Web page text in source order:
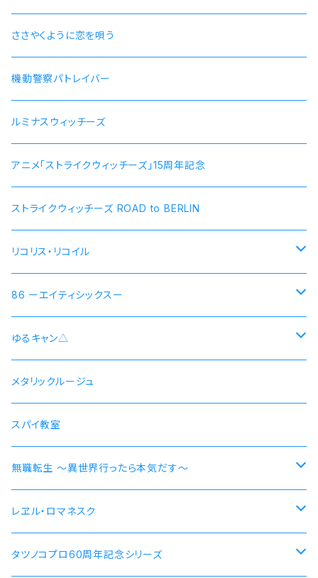
ささやくように恋を唄う
機動警察パトレイバー
ルミナスウィッチーズ
アニメ「ストライクウィッチーズ」15周年記念
ストライクウィッチーズ ROAD to BERLIN
リコリス・リコイル
錦木千束 DA 1st モデル 腕時計 本数限定商品
井ノ上たきな DA 2nd モデル 腕時計 本数限定商品
86 ーエイティシックスー
シン 連邦国ver モデル
シン 共和国ver モデル
ヴラディレーナ・ミリーゼ モデル
ゆるキャン△
野クルver
志摩リン
各務原なでしこ
乗物シリーズ
なでしこ 自転車
桜 自動車
メタリックルージュ
スパイ教室
無職転生 〜異世界行ったら本気だす〜
【エリス・ボレアス・グレイラット】腕時計 本数限定商品
【ロキシー・ミグルディア】腕時計 本数限定商品
レヱル・ロマネスク
すずしろ モデル
タツノコプロ60周年記念シリーズ